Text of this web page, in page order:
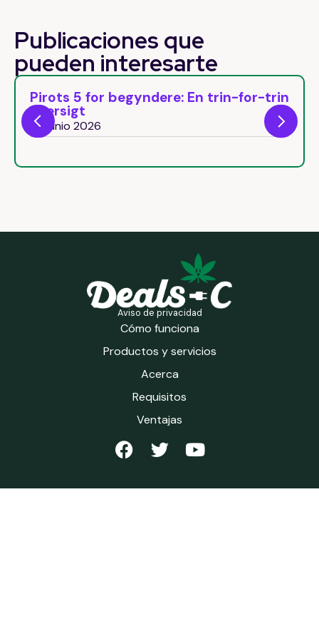
Publicaciones que
pueden interesarte
trin-for-trin Pirots 5 Free Spins: Come
round bonus
Aviso de privacidad
Cómo funciona
Productos y servicios
Acerca
Requisitos
Ventajas